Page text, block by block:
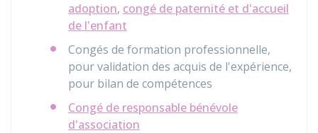
adoption, congé de paternité et d'accueil
de l'enfant
Congés de formation professionnelle,
pour validation des acquis de l'expérience,
pour bilan de compétences
Congé de responsable bénévole
d'association